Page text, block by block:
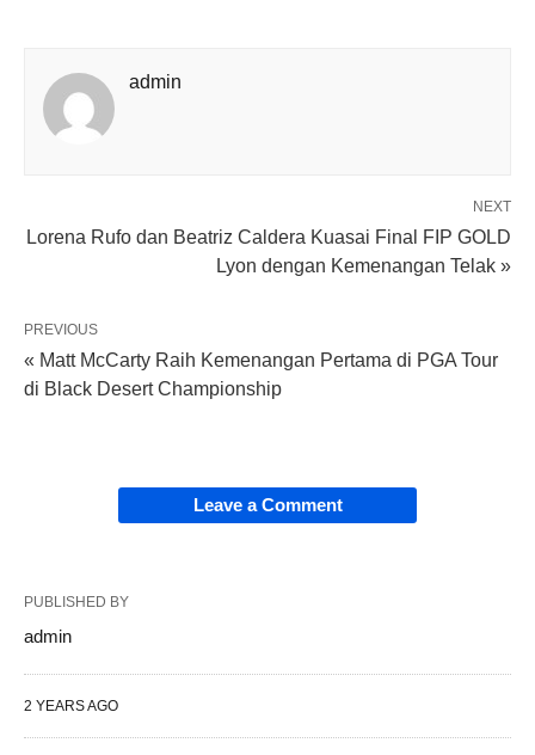
admin
NEXT
Lorena Rufo dan Beatriz Caldera Kuasai Final FIP GOLD
Lyon dengan Kemenangan Telak »
PREVIOUS
« Matt McCarty Raih Kemenangan Pertama di PGA Tour
di Black Desert Championship
Leave a Comment
PUBLISHED BY
admin
2 YEARS AGO